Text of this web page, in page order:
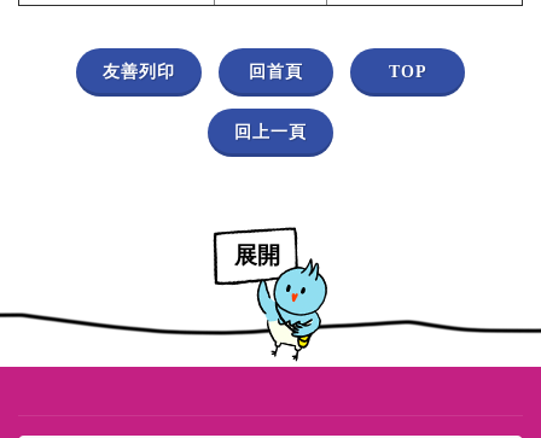
友善列印 回首頁 TOP
回上一頁
展開